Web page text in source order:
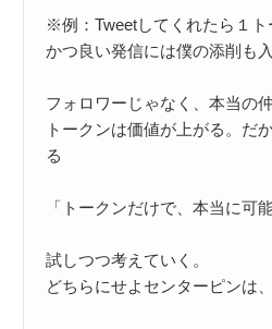
※例：Tweetしてくれたら１ト
かつ良い発信には僕の添削も
フォロワーじゃなく、本当の
トークンは価値が上がる。だ
る
「トークンだけで、本当に可
試しつつ考えていく。
どちらにせよセンターピンは、